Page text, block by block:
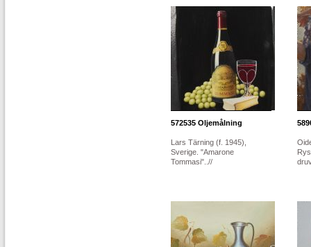
572535 Oljemålning
Lars Tärning (f. 1945),
Sverige. "Amarone
Tommasi"..//